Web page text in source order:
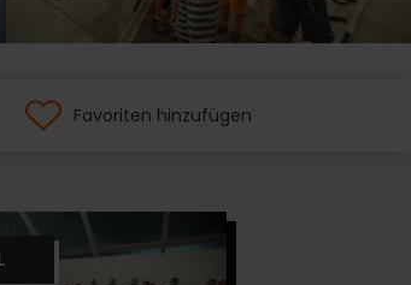
Favoriten hinzufügen